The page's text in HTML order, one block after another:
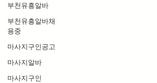
부천유흥알바
부천유흥알바채
용중
마사지구인공고
마사지알바
마사지구인